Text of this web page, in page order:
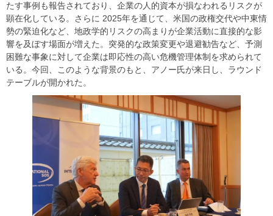
たす事例も報告されており、企業の人的資本が損なわれるリスクが
顕在化している。さらに 2025年を通じて、米国の政権交代や中東情
勢の緊迫化など、地政学的リスクの高まりが企業活動に直接的な影
響を及ぼす場面が増えた。突発的な政策変更や退避勧告など、予測
困難な事象に対して企業は即応性の高い危機管理体制を求められて
いる。今回、このような背景のもと、アノー氏が来日し、ラウンド
テーブルが開かれた。